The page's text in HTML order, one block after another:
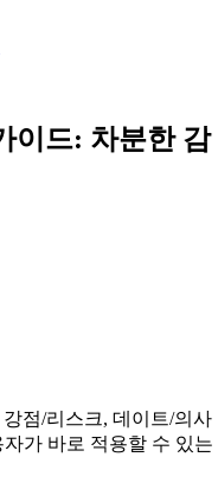
이드: 차분한 감
점/리스크, 데이트/의사
가 바로 적용할 수 있는